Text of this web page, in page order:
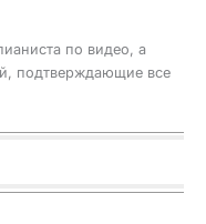
по видео, а
подтверждающие все